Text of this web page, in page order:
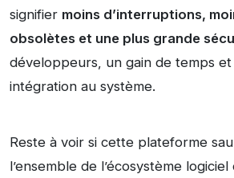
signifier moins d’interruptions,
obsolètes et une plus grande
développeurs, un gain de temps
intégration au système.
Reste à voir si cette plateforme
l’ensemble de l’écosystème